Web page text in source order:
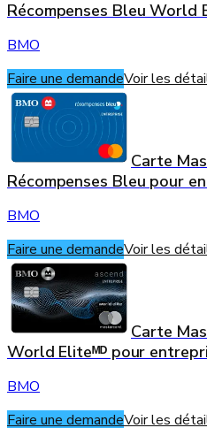
Récompenses Bleu World
BMO
Faire une demandeVoir les
Carte
Récompenses Bleu pour
BMO
Faire une demandeVoir les
Carte
World Eliteᴹᴰ pour
BMO
Faire une demandeVoir les